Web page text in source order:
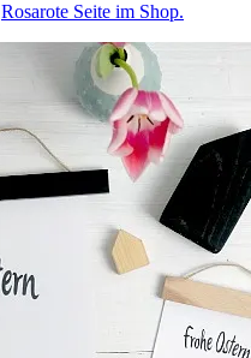
Rosarote Seite im Shop.